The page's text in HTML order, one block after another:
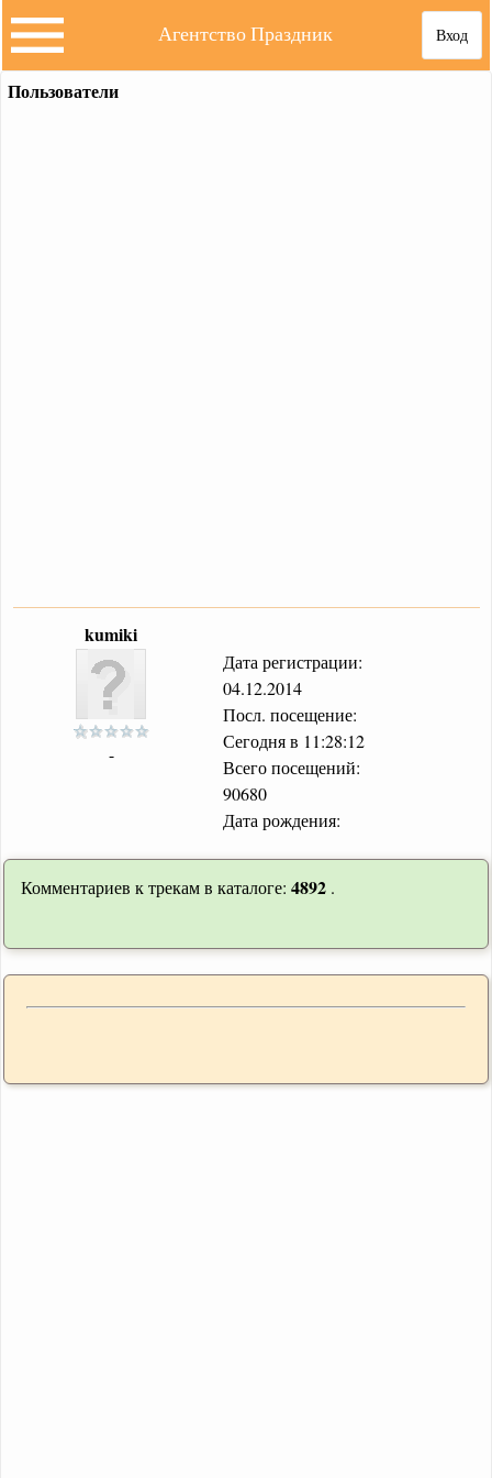
Вход
Агентство Праздник
Пользователи
kumiki
-
Дата регистрации:
04.12.2014
Посл. посещение:
Сегодня в 11:28:12
Всего посещений:
90680
Дата рождения:
Комментариев к трекам в каталоге: 4892 .